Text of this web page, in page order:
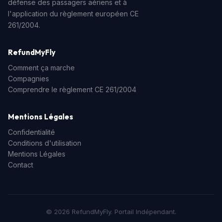
défense des passagers aériens et à
l'application du règlement européen CE
261/2004.
RefundMyFly
Comment ça marche
Compagnies
Comprendre le règlement CE 261/2004
Mentions Légales
Confidentialité
Conditions d'utilisation
Mentions Légales
Contact
© 2026 RefundMyFly. Portail Indépendant.